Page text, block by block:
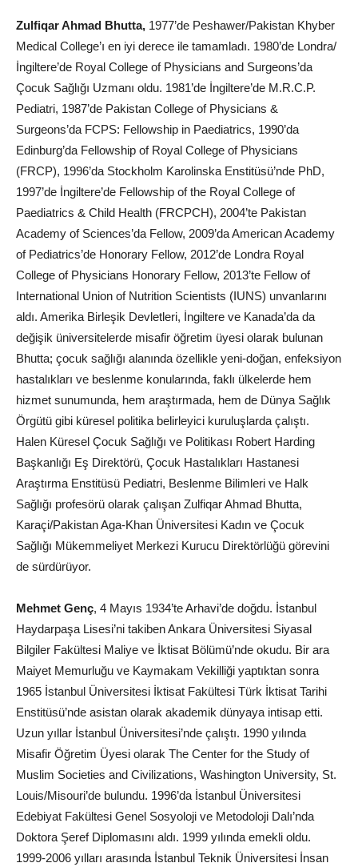
Zulfiqar Ahmad Bhutta, 1977’de Peshawer/Pakistan Khyber
Medical College’ı en iyi derece ile tamamladı. 1980’de Londra/
İngiltere’de Royal College of Physicians and Surgeons’da
Çocuk Sağlığı Uzmanı oldu. 1981’de İngiltere’de M.R.C.P.
Pediatri, 1987’de Pakistan College of Physicians &
Surgeons’da FCPS: Fellowship in Paediatrics, 1990’da
Edinburg’da Fellowship of Royal College of Physicians
(FRCP), 1996’da Stockholm Karolinska Enstitüsü’nde PhD,
1997’de İngiltere’de Fellowship of the Royal College of
Paediatrics & Child Health (FRCPCH), 2004’te Pakistan
Academy of Sciences’da Fellow, 2009’da American Academy
of Pediatrics’de Honorary Fellow, 2012’de Londra Royal
College of Physicians Honorary Fellow, 2013’te Fellow of
International Union of Nutrition Scientists (IUNS) unvanlarını
aldı. Amerika Birleşik Devletleri, İngiltere ve Kanada’da da
değişik üniversitelerde misafir öğretim üyesi olarak bulunan
Bhutta; çocuk sağlığı alanında özellikle yeni-doğan, enfeksiyon
hastalıkları ve beslenme konularında, faklı ülkelerde hem
hizmet sunumunda, hem araştırmada, hem de Dünya Sağlık
Örgütü gibi küresel politika belirleyici kuruluşlarda çalıştı.
Halen Küresel Çocuk Sağlığı ve Politikası Robert Harding
Başkanlığı Eş Direktörü, Çocuk Hastalıkları Hastanesi
Araştırma Enstitüsü Pediatri, Beslenme Bilimleri ve Halk
Sağlığı profesörü olarak çalışan Zulfiqar Ahmad Bhutta,
Karaçi/Pakistan Aga-Khan Üniversitesi Kadın ve Çocuk
Sağlığı Mükemmeliyet Merkezi Kurucu Direktörlüğü görevini
de sürdürüyor.
Mehmet Genç, 4 Mayıs 1934’te Arhavi’de doğdu. İstanbul
Haydarpaşa Lisesi’ni takiben Ankara Üniversitesi Siyasal
Bilgiler Fakültesi Maliye ve İktisat Bölümü’nde okudu. Bir ara
Maiyet Memurluğu ve Kaymakam Vekilliği yaptıktan sonra
1965 İstanbul Üniversitesi İktisat Fakültesi Türk İktisat Tarihi
Enstitüsü’nde asistan olarak akademik dünyaya intisap etti.
Uzun yıllar İstanbul Üniversitesi’nde çalıştı. 1990 yılında
Misafir Öğretim Üyesi olarak The Center for the Study of
Muslim Societies and Civilizations, Washington University, St.
Louis/Misouri’de bulundu. 1996’da İstanbul Üniversitesi
Edebiyat Fakültesi Genel Sosyoloji ve Metodoloji Dalı’nda
Doktora Şeref Diplomasını aldı. 1999 yılında emekli oldu.
1999-2006 yılları arasında İstanbul Teknik Üniversitesi İnsan